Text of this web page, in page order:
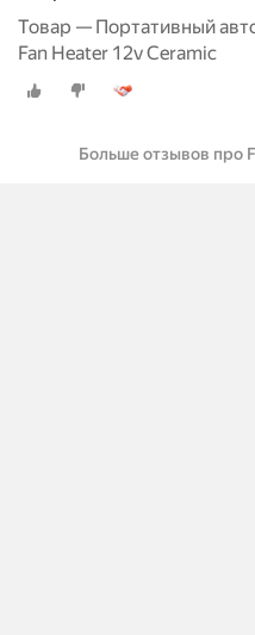
Товар — Портативный
Fan Heater 12v Ceramic
Больше отзывов про